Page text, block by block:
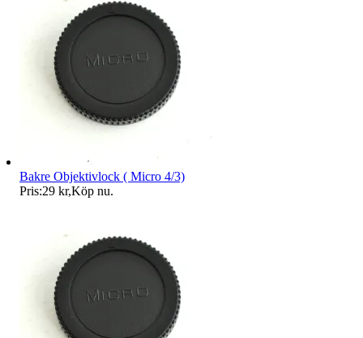
Bakre Objektivlock ( Micro 4/3)
Pris:29 kr,Köp nu.